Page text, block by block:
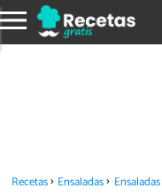
Recetas Ensaladas